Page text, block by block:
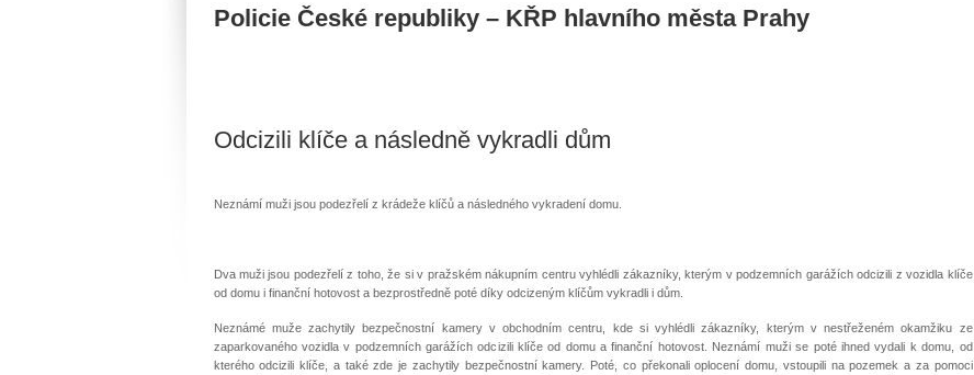
Policie České republiky – KŘP hlavního města Prahy
Odcizili klíče a následně vykradli dům
Neznámí muži jsou podezřelí z krádeže klíčů a následného vykradení domu.
Dva muži jsou podezřelí z toho, že si v pražském nákupním centru vyhlédli zákazníky, kterým v podzemních garážích odcizili z vozidla klíče
od domu i finanční hotovost a bezprostředně poté díky odcizeným klíčům vykradli i dům.
Neznámé muže zachytily bezpečnostní kamery v obchodním centru, kde si vyhlédli zákazníky, kterým v nestřeženém okamžiku ze
zaparkovaného vozidla v podzemních garážích odcizili klíče od domu a finanční hotovost. Neznámí muži se poté ihned vydali k domu, od
kterého odcizili klíče, a také zde je zachytily bezpečnostní kamery. Poté, co překonali oplocení domu, vstoupili na pozemek a za pomoci